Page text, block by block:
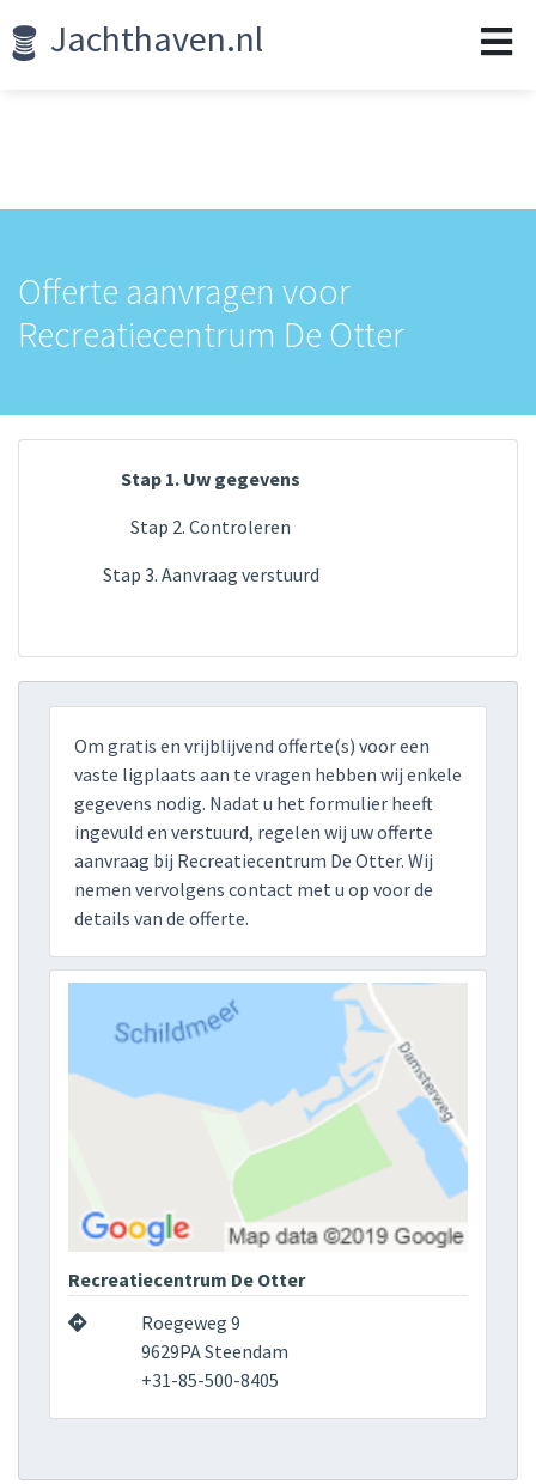
Jachthaven.nl
Offerte aanvragen voor
Recreatiecentrum De Otter
Stap 1. Uw gegevens
Stap 2. Controleren
Stap 3. Aanvraag verstuurd
Om gratis en vrijblijvend offerte(s) voor een
vaste ligplaats aan te vragen hebben wij enkele
gegevens nodig. Nadat u het formulier heeft
ingevuld en verstuurd, regelen wij uw offerte
aanvraag bij Recreatiecentrum De Otter. Wij
nemen vervolgens contact met u op voor de
details van de offerte.
Recreatiecentrum De Otter
Roegeweg 9
9629PA Steendam
+31-85-500-8405